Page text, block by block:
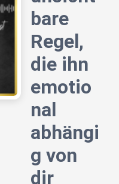
bare
Regel,
die ihn
emotio
nal
abhängi
g von
dir